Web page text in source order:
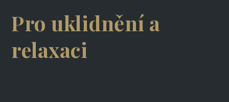
Pro uklidnění a
relaxaci